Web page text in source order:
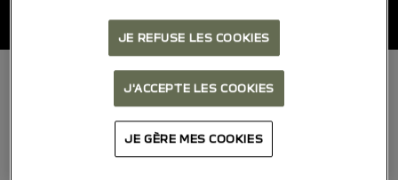
Pied de page (inférieur)
Conditions générales d’utilisation
JE REFUSE LES COOKIES
J'ACCEPTE LES COOKIES
JE GÈRE MES COOKIES